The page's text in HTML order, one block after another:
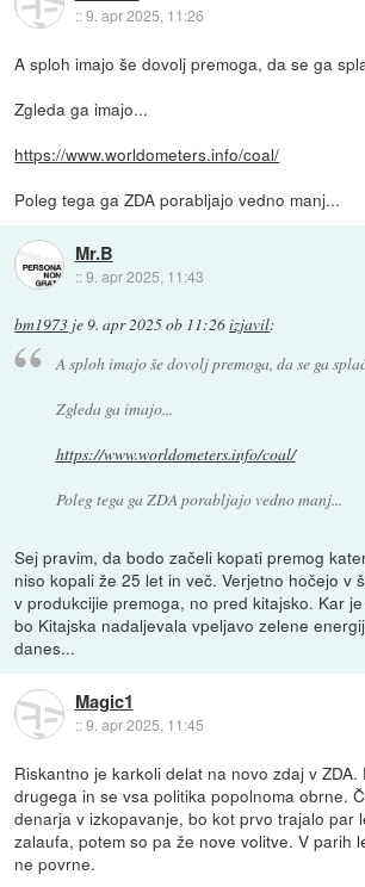
::9. apr 2025, 11:26
A sploh imajo še dovolj premoga, da se ga
Zgleda ga imajo...
https://www.worldometers.info/coal/
Poleg tega ga ZDA porabljajo vedno manj...
Mr.B
::9. apr 2025, 11:43
bm1973 je 9. apr 2025 ob 11:26izjavil:
A sploh imajo še dovolj premoga, da se ga
Zgleda ga imajo...
https://www.worldometers.info/coal/
Poleg tega ga ZDA porabljajo vedno manj...
Sej pravim, da bodo začeli kopati premog
niso kopali že 25 let in več. Verjetno hočejo v
v produkcijie premoga, no pred kitajsko. Kar
bo Kitajska nadaljevala vpeljavo zelene
danes...
Magic1
::9. apr 2025, 11:45
Riskantno je karkoli delat na novo zdaj v ZDA.
drugega in se vsa politika popolnoma obrne.
denarja v izkopavanje, bo kot prvo trajalo par
zalaufa, potem so pa že nove volitve. V parih
ne povrne.